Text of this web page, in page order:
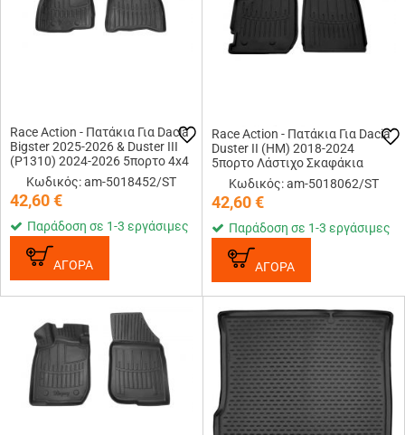
Race Action - Πατάκια Για Dacia
Bigster 2025-2026 & Duster III
(P1310) 2024-2026 5πορτο 4x4
Λάστιχο Σκαφάκια
Προστατευτικά Με
Κουμπώματα υλικό Λάστ...
Κωδικός: am-5018452/ST
42,60€
Παράδοση σε 1-3 εργάσιμες
ΑΓΟΡΑ
Race Action - Πατάκια Για Dacia
Duster II (HM) 2018-2024
5πορτο Λάστιχο Σκαφάκια
Προστατευτικά Με
Κουμπώματα υλικό Λάστιχο για
Επιβατικά Αυτοκίνητα...
Κωδικός: am-5018062/ST
42,60€
Παράδοση σε 1-3 εργάσιμες
ΑΓΟΡΑ